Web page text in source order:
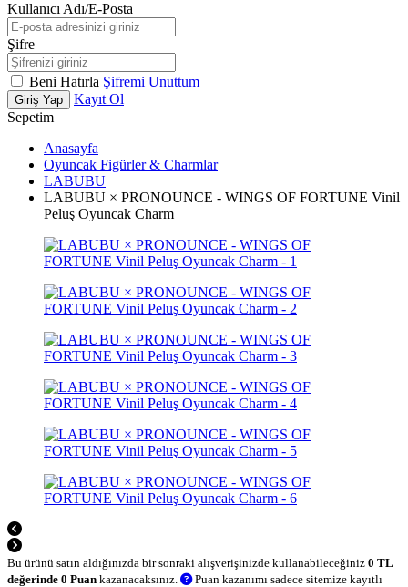
Kullanıcı Adı/E-Posta
Şifre
Beni Hatırla Şifremi Unuttum
Giriş Yap
Kayıt Ol
Sepetim
Anasayfa
Oyuncak Figürler & Charmlar
LABUBU
LABUBU × PRONOUNCE - WINGS OF FORTUNE Vinil
Peluş Oyuncak Charm
Bu ürünü satın aldığınızda bir sonraki alışverişinizde kullanabileceğiniz 0 TL
değerinde 0 Puan kazanacaksınız.
Puan kazanımı sadece sitemize kayıtlı